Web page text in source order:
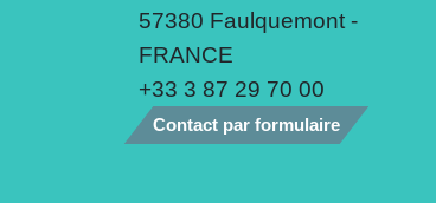
57380 Faulquemont -
FRANCE
+33 3 87 29 70 00
Contact par formulaire